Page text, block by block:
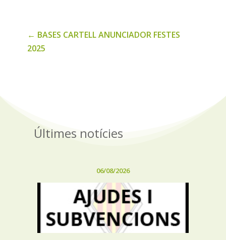
← BASES CARTELL ANUNCIADOR FESTES
2025
Últimes notícies
06/08/2026